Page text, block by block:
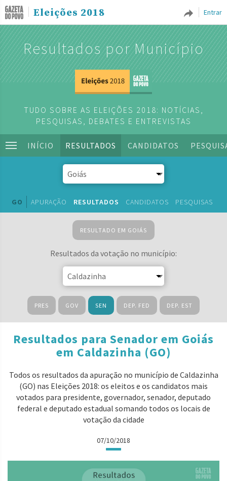
Entrar
Eleições 2018
Resultados por Município
TUDO SOBRE AS ELEIÇÕES 2018: NOTÍCIAS,
PESQUISAS, DEBATES E ENTREVISTAS
INÍCIO RESULTADOS CANDIDATOS
GO APURAÇÃO RESULTADOS CANDIDATOS PESQUISAS
RESULTADO EM GOIÁS
Resultados da votação no município:
PRES GOV SEN DEP. FED DEP. EST
Resultados para Senador em Goiás
em Caldazinha (GO)
Todos os resultados da apuração no município de Caldazinha
(GO) nas Eleições 2018: os eleitos e os candidatos mais
votados para presidente, governador, senador, deputado
federal e deputado estadual somando todos os locais de
votação da cidade
07/10/2018